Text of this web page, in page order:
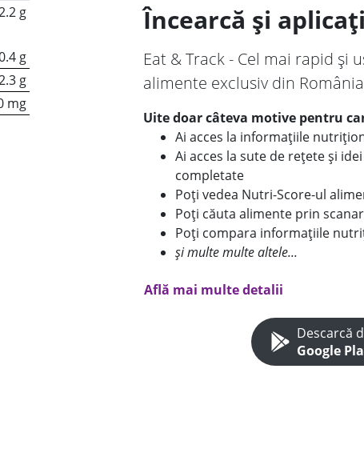
g
g
g
mg
Încearcă și
Eat & Track - Cel mai rapid
alimente exclusiv din România
Uite doar câteva motive pentru
Ai acces la informațiile
Ai acces la sute de rețete și
completate
Poți vedea Nutri-Score-ul
Poți căuta alimente prin
Poți compara informațiile
și multe multe altele...
Află mai multe detalii
Descarcă
Google